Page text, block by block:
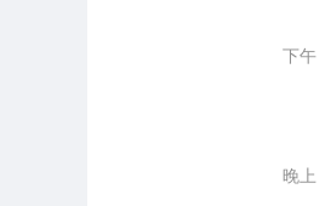
下午
晚上